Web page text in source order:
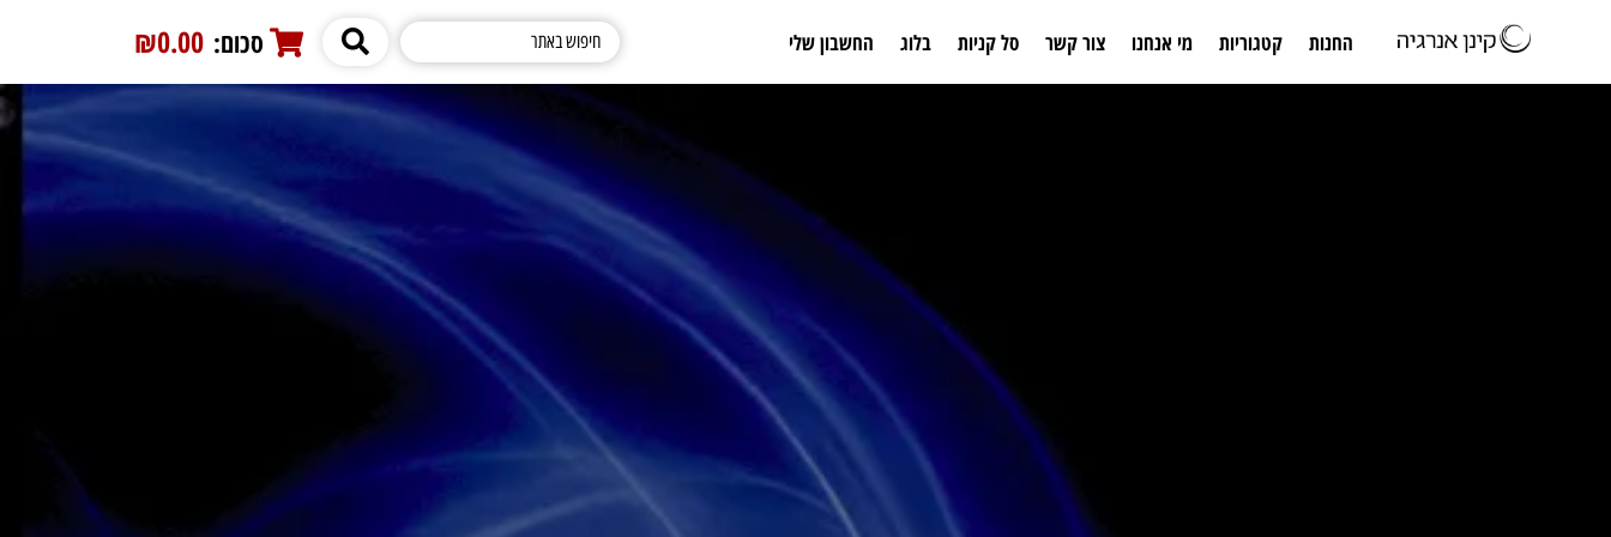
החנות קטגוריות מי אנחנו צור קשר סל קניות בלוג החשבון שלי סכום: 0
₪0.00